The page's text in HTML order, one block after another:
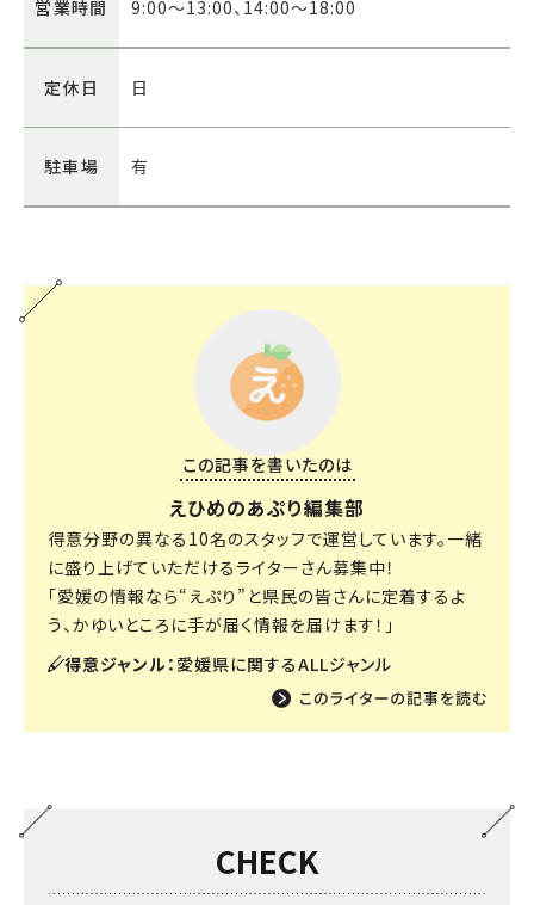
営業時間 9:00～13:00、14:00～18:00
定休日 日
駐車場 有
この記事を書いたのは
えひめのあぷり編集部
得意分野の異なる10名のスタッフで運営しています。一緒
に盛り上げていただけるライターさん募集中！
「愛媛の情報なら“えぷり”と県民の皆さんに定着するよ
う、かゆいところに手が届く情報を届けます！」
得意ジャンル： 愛媛県に関するALLジャンル
CHECK